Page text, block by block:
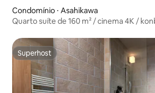
Condomínio ⋅ Asahikawa
Quarto suíte de 160 m² / cinema 4K /
Superhost
Superhost